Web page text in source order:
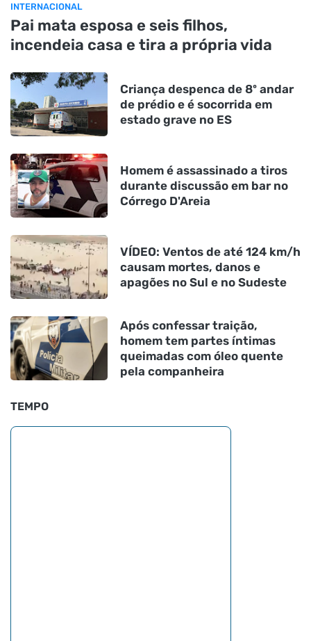
INTERNACIONAL
Pai mata esposa e seis filhos,
incendeia casa e tira a própria vida
Criança despenca de 8º andar
de prédio e é socorrida em
estado grave no ES
Homem é assassinado a tiros
durante discussão em bar no
Córrego D'Areia
VÍDEO: Ventos de até 124 km/h
causam mortes, danos e
apagões no Sul e no Sudeste
Após confessar traição,
homem tem partes íntimas
queimadas com óleo quente
pela companheira
TEMPO